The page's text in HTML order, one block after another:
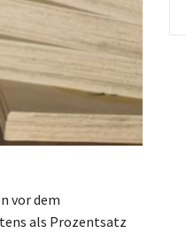
vor dem
als Prozentsatz